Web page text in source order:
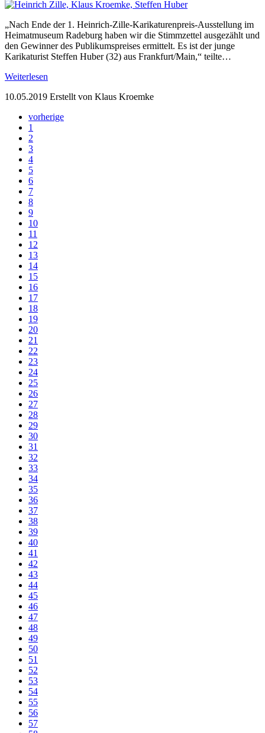
„Nach Ende der 1. Heinrich-Zille-Karikaturenpreis-Ausstellung im
Heimatmuseum Radeburg haben wir die Stimmzettel ausgezählt und
den Gewinner des Publikumspreises ermittelt. Es ist der junge
Karikaturist Steffen Huber (32) aus Frankfurt/Main,“ teilte…
Weiterlesen
10.05.2019 Erstellt von Klaus Kroemke
vorherige
1
2
3
4
5
6
7
8
9
10
11
12
13
14
15
16
17
18
19
20
21
22
23
24
25
26
27
28
29
30
31
32
33
34
35
36
37
38
39
40
41
42
43
44
45
46
47
48
49
50
51
52
53
54
55
56
57